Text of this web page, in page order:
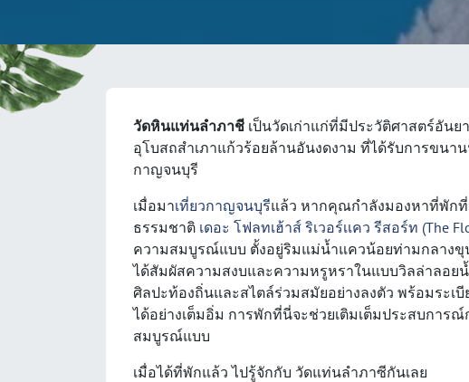
วัดหินแท่นลำภาชี เป็นวัดเก่าแก่ที่มีประวัติศาสตร์อัน
อุโบสถสำเภาแก้วร้อยล้านอันงดงาม ที่ได้รับการขนา
กาญจนบุรี
เมื่อมาเที่ยวกาญจนบุรีแล้ว หากคุณกำลังมองหาที่พักที่
ธรรมชาติ เดอะ โฟลทเฮ้าส์ ริเวอร์เเคว รีสอร์ท (The
ความสมบูรณ์แบบ ตั้งอยู่ริมแม่น้ำแควน้อยท่ามกลาง
ได้สัมผัสความสงบและความหรูหราในแบบวิลล่าลอ
ศิลปะท้องถิ่นและสไตล์ร่วมสมัยอย่างลงตัว พร้อมระ
ได้อย่างเต็มอิ่ม การพักที่นี่จะช่วยเติมเต็มประสบการ
สมบูรณ์แบบ
เมื่อได้ที่พักแล้ว ไปรู้จักกับ วัดแท่นลำภาซีกันเลย